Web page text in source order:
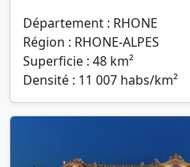
Département : RHONE
Région : RHONE-ALPES
Superficie : 48 km²
Densité : 11 007 habs/km²